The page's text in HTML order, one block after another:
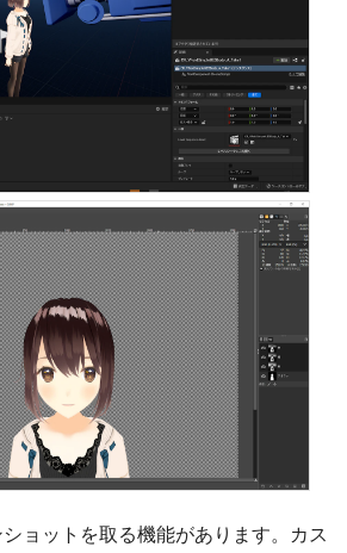
ョットを取る機能があります。カス